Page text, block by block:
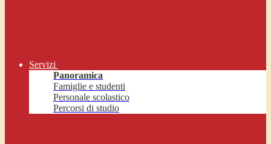
Servizi
Panoramica
Famiglie e studenti
Personale scolastico
Percorsi di studio